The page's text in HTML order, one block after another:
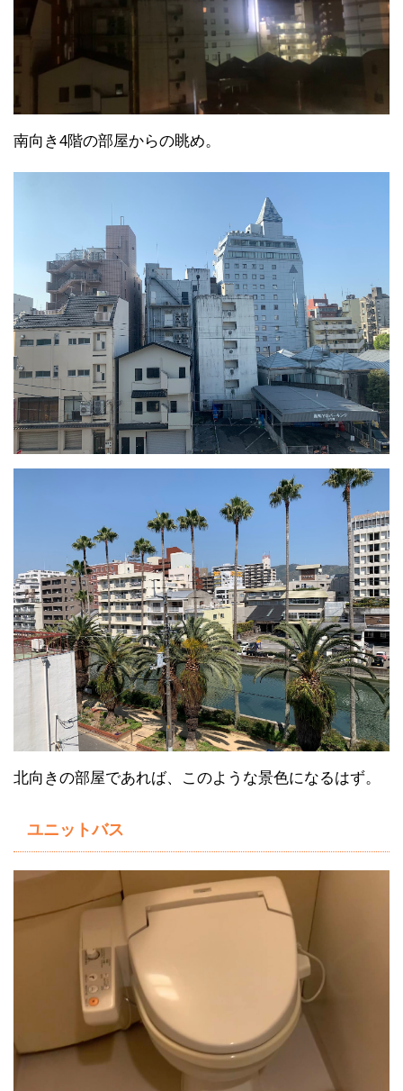
南向き4階の部屋からの眺め。
北向きの部屋であれば、このような景色になるはず。
ユニットバス